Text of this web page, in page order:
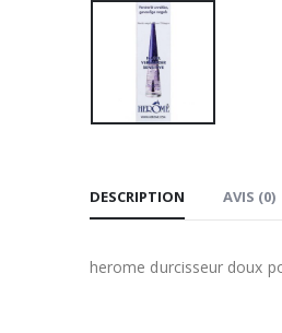
DESCRIPTION AVIS (0)
herome durcisseur doux